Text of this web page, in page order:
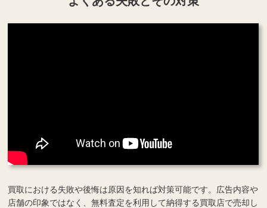
買取における失敗や後悔は原因を知れば対策可能です。広告内容や
店舗の印象ではなく、無料査定を利用して納得する買取店で売却し